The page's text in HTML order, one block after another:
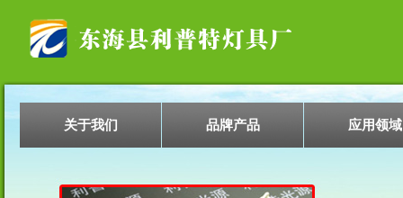
关于我们 品牌产品 应用领域